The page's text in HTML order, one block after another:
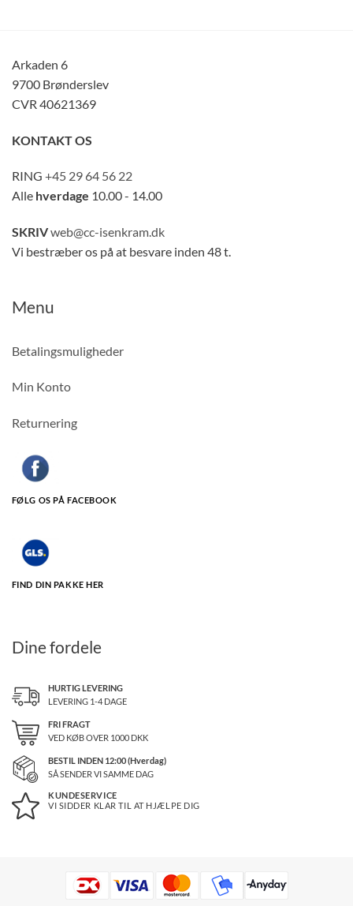
Arkaden 6
9700 Brønderslev
CVR 40621369
KONTAKT OS
RING +45 29 64 56 22
Alle hverdage 10.00 - 14.00
SKRIVweb@cc-isenkram.dk
Vi bestræber os på at besvare inden 48 t.
Menu
Betalingsmuligheder
Min Konto
Returnering
FØLG OS PÅ FACEBOOK
FIND DIN PAKKE HER
Dine fordele
HURTIG LEVERING
LEVERING 1-4 DAGE
FRI FRAGT
VED KØB OVER 1000DKK
BESTIL INDEN 12:00 (Hverdag)
SÅ SENDER VI SAMME DAG
KUNDESERVICE
VI SIDDER KLAR TIL AT HJÆLPE DIG